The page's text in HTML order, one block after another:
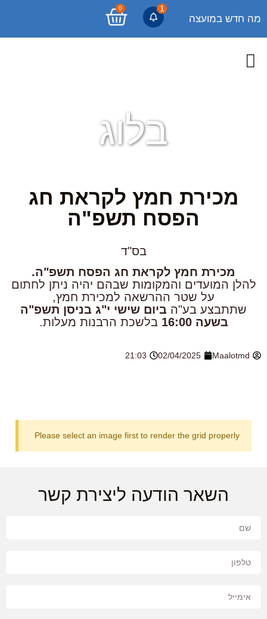
מה חדש במועצה
1
0
בלוג
מכירת חמץ לקראת חג
הפסח תשפ"ה
בס"ד
מכירת חמץ לקראת חג הפסח תשפ"ה.
להלן המועדים והמקומות שבהם יהיה ניתן לחתום
על שטר ההרשאה למכירת חמץ,
שתתבצע בע"ה ביום שישי י"ג בניסן תשפ"ה
בשעה 16:00
בלשכת הרבנות מעלות.
Maalotmd
02/04/2025
21:03
Please select an image first to render the grid properly
השאר הודעה ליצירת קשר